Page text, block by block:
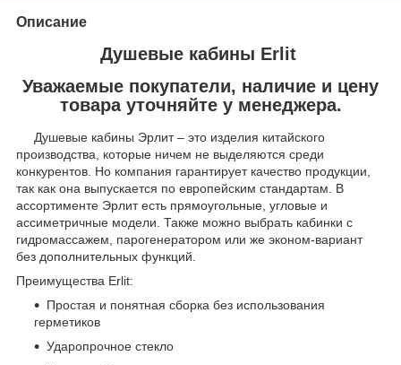
Описание
Душевые кабины Erlit
Уважаемые покупатели, наличие и цену
товара уточняйте у менеджера.
Душевые кабины Эрлит – это изделия китайского
производства, которые ничем не выделяются среди
конкурентов. Но компания гарантирует качество продукции,
так как она выпускается по европейским стандартам. В
ассортименте Эрлит есть прямоугольные, угловые и
ассиметричные модели. Также можно выбрать кабинки с
гидромассажем, парогенератором или же эконом-вариант
без дополнительных функций.
Преимущества Erlit:
Простая и понятная сборка без использования
герметиков
Ударопрочное стекло